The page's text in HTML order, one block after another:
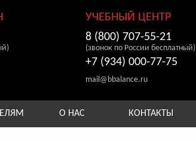
УЧЕБНЫЙ ЦЕНТР
8 (800) 707-55-21
(звонок по России бесплатный)
+7 (934) 000-77-75
mail@bbalance.ru
О НАС КОНТАКТЫ